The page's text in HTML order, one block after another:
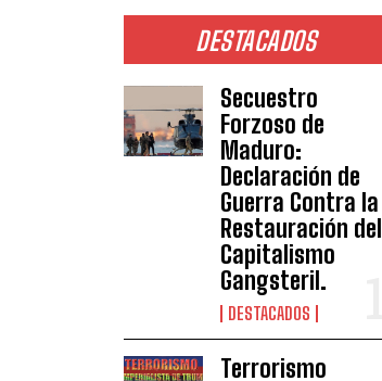
DESTACADOS
Secuestro
Forzoso de
Maduro:
Declaración de
Guerra Contra la
Restauración del
Capitalismo
Gangsteril.
DESTACADOS
Terrorismo